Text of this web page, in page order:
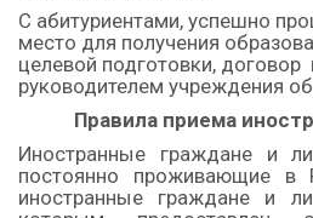
С абитуриентами, успешно
место для получения
целевой подготовки, договор
руководителем учреждения
Правила приема
Иностранные граждане и
постоянно проживающие в
иностранные граждане и